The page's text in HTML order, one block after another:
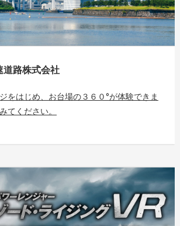
道路株式会社
をはじめ、お台場の３６０°が体験できま
てください。